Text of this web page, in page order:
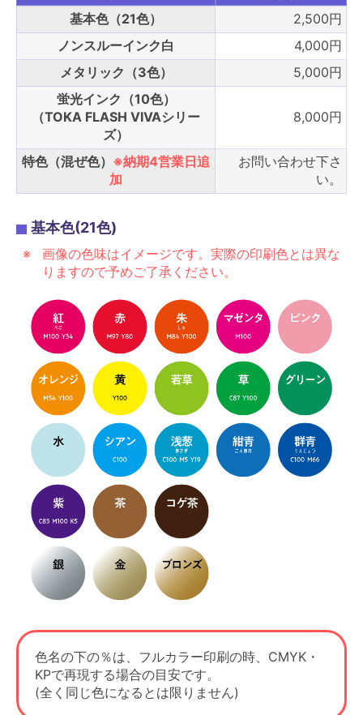
基本色（21色）
2,500円
ノンスルーインク白
4,000円
メタリック（3色）
5,000円
蛍光インク（10色）
（TOKA FLASH VIVAシリー
ズ）
8,000円
特色（混ぜ色） ※納期4営業日追
加
お問い合わせ下さ
い。
基本色(21色)
画像の色味はイメージです。実際の印刷色とは異な
りますので予めご了承ください。
色名の下の％は、フルカラー印刷の時、CMYK・
KPで再現する場合の目安です。
(全く同じ色になるとは限りません)